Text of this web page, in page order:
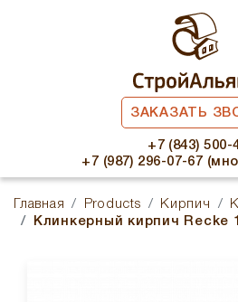
ЗАКАЗАТЬ
+7 (843) 500-
+7 (987) 296-07-67
Главная Products Кирпич
Клинкерный кирпич Recke